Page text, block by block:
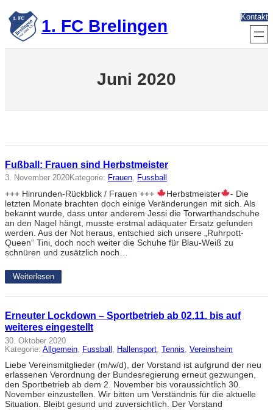
Zum
Inhalt
springen 1. FC Brelingen Kontakt
Juni 2020
Fußball: Frauen sind Herbstmeister
3. November 2020Kategorie: Frauen, Fussball
+++ Hinrunden-Rückblick / Frauen +++ Herbstmeister
- Die
letzten Monate brachten doch einige Veränderungen mit sich. Als
bekannt wurde, dass unter anderem Jessi die Torwarthandschuhe
an den Nagel hängt, musste erstmal adäquater Ersatz gefunden
werden. Aus der Not heraus, entschied sich unsere „Ruhrpott-
Queen“ Tini, doch noch weiter die Schuhe für Blau-Weiß zu
schnüren und zusätzlich noch…
Weiterlesen
Erneuter Lockdown – Sportbetrieb ab 02.11. bis auf
weiteres eingestellt
30. Oktober 2020
Kategorie: Allgemein Fussball Hallensport Tennis Vereinsheim
Liebe Vereinsmitglieder (m/w/d), der Vorstand ist aufgrund der neu
erlassenen Verordnung der Bundesregierung erneut gezwungen,
den Sportbetrieb ab dem 2. November bis voraussichtlich 30.
November einzustellen. Wir bitten um Verständnis für die aktuelle
Situation. Bleibt gesund und zuversichtlich. Der Vorstand